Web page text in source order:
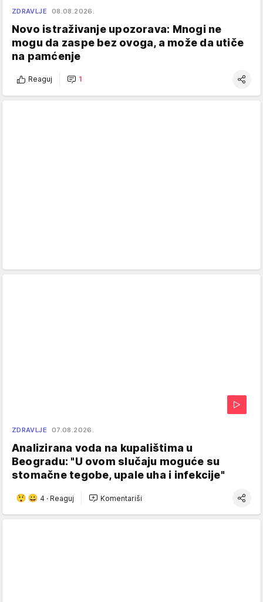
ZDRAVLJE 08.08.2026.
Novo istraživanje upozorava: Mnogi ne
mogu da zaspe bez ovoga, a može da utiče
na pamćenje
Reaguj 1
ZDRAVLJE 07.08.2026.
Analizirana voda na kupalištima u
Beogradu: "U ovom slučaju moguće su
stomačne tegobe, upale uha i infekcije"
4 · Reaguj Komentariši